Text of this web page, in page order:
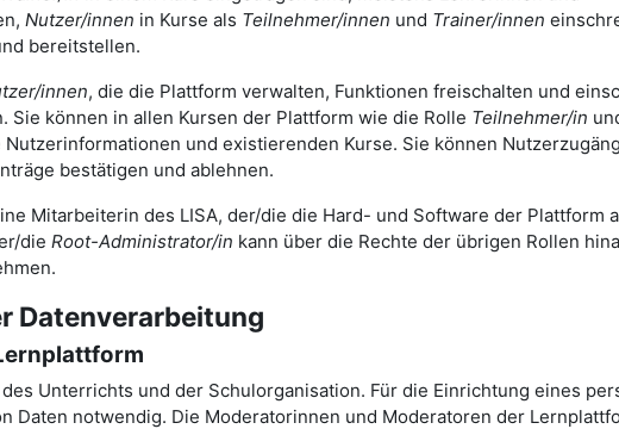
Nutzer/innen in Kurse als Teilnehmer/innen und Trainer/innen
bereitstellen.
innen, die die Plattform verwalten, Funktionen freischalten und
können in allen Kursen der Plattform wie die Rolle Teilnehmer/in
und existierenden Kurse. Sie können
bestätigen und ablehnen.
Mitarbeiterin des LISA, der/die die Hard- und Software der Plattform
die Root-Administrator/in kann über die Rechte der übrigen Rollen
Datenverarbeitung
Unterrichts und der Schulorganisation. Für die Einrichtung eines
Daten notwendig. Die Moderatorinnen und Moderatoren der